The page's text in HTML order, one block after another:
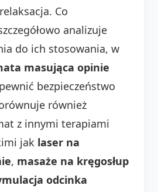
Co
analizuje
do ich stosowania, w
masująca opinie
bezpieczeństwo
również
z innymi terapiami
jak laser na
, masaże na kręgosłup
odcinka